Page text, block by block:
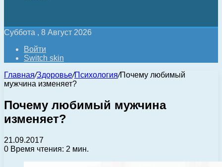
Суббота , 8 Август 2026
Войти
Switch skin
Главная/Здоровье/Психология/Почему любимый
мужчина изменяет?
Почему любимый мужчина
изменяет?
21.09.2017
0 Время чтения: 2 мин.